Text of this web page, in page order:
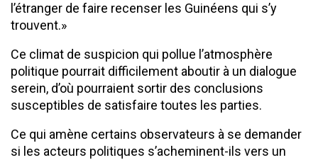
l’étranger de faire recenser les Guinéens qui s’y
trouvent.»
Ce climat de suspicion qui pollue l’atmosphère
politique pourrait difficilement aboutir à un dialogue
serein, d’où pourraient sortir des conclusions
susceptibles de satisfaire toutes les parties.
Ce qui amène certains observateurs à se demander
si les acteurs politiques s’acheminent-ils vers un